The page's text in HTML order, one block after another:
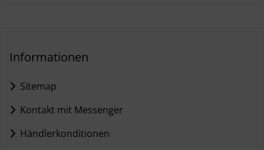
Informationen
Sitemap
Kontakt mit Messenger
Händlerkonditionen